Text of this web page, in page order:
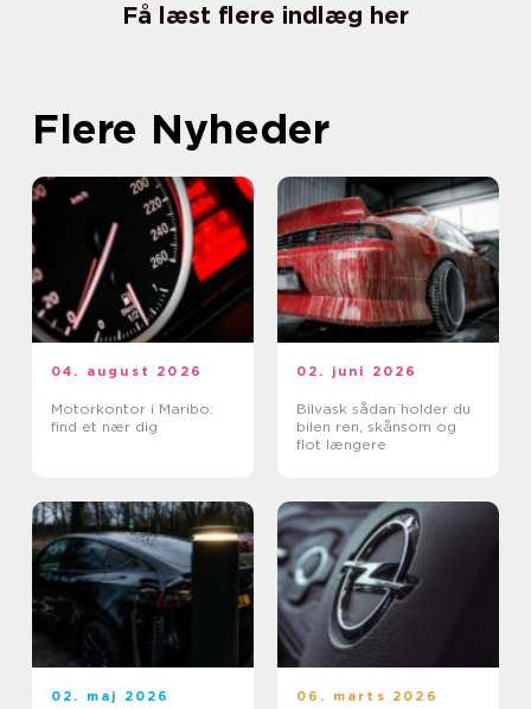
Få læst flere indlæg her
Flere Nyheder
04. august 2026
Motorkontor i Maribo:
find et nær dig
02. juni 2026
Bilvask sådan holder du
bilen ren, skånsom og
flot længere
02. maj 2026 06. marts 2026